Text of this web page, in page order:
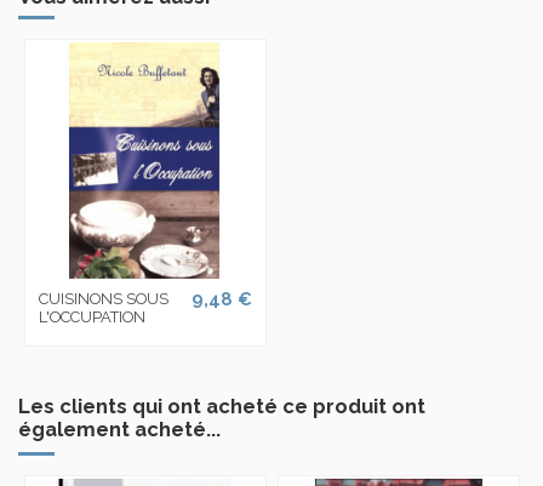
CUISINONS SOUS
L'OCCUPATION
9,48 €
Les clients qui ont acheté ce produit ont
également acheté...